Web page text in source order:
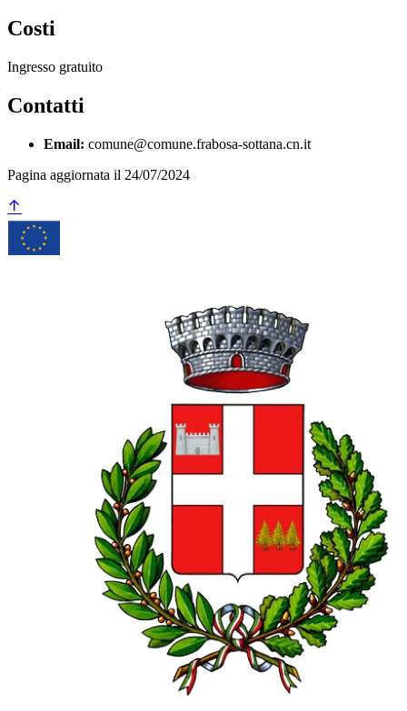
Costi
Ingresso gratuito
Contatti
Email: comune@comune.frabosa-sottana.cn.it
Pagina aggiornata il 24/07/2024